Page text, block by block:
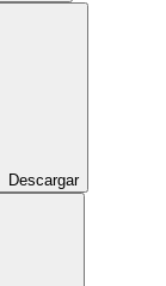
Descargar